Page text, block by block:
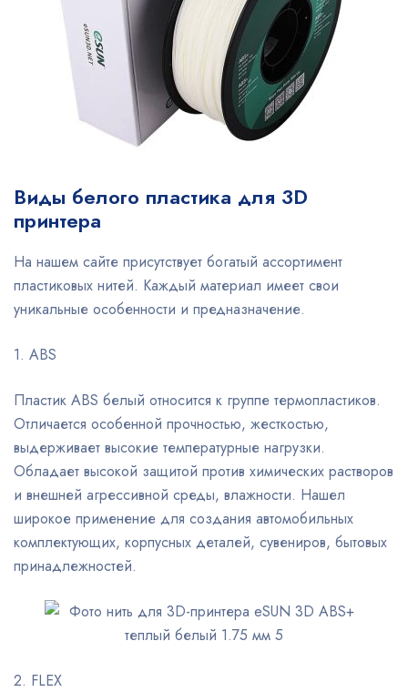
Виды белого пластика для 3D
принтера
На нашем сайте присутствует богатый ассортимент
пластиковых нитей. Каждый материал имеет свои
уникальные особенности и предназначение.
1. ABS
Пластик ABS белый относится к группе термопластиков.
Отличается особенной прочностью, жесткостью,
выдерживает высокие температурные нагрузки.
Обладает высокой защитой против химических растворов
и внешней агрессивной среды, влажности. Нашел
широкое применение для создания автомобильных
комплектующих, корпусных деталей, сувениров, бытовых
принадлежностей.
2. FLEX